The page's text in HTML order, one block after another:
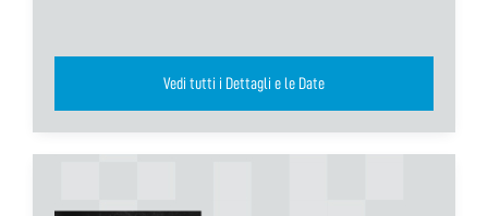
Vedi tutti i Dettagli e le Date